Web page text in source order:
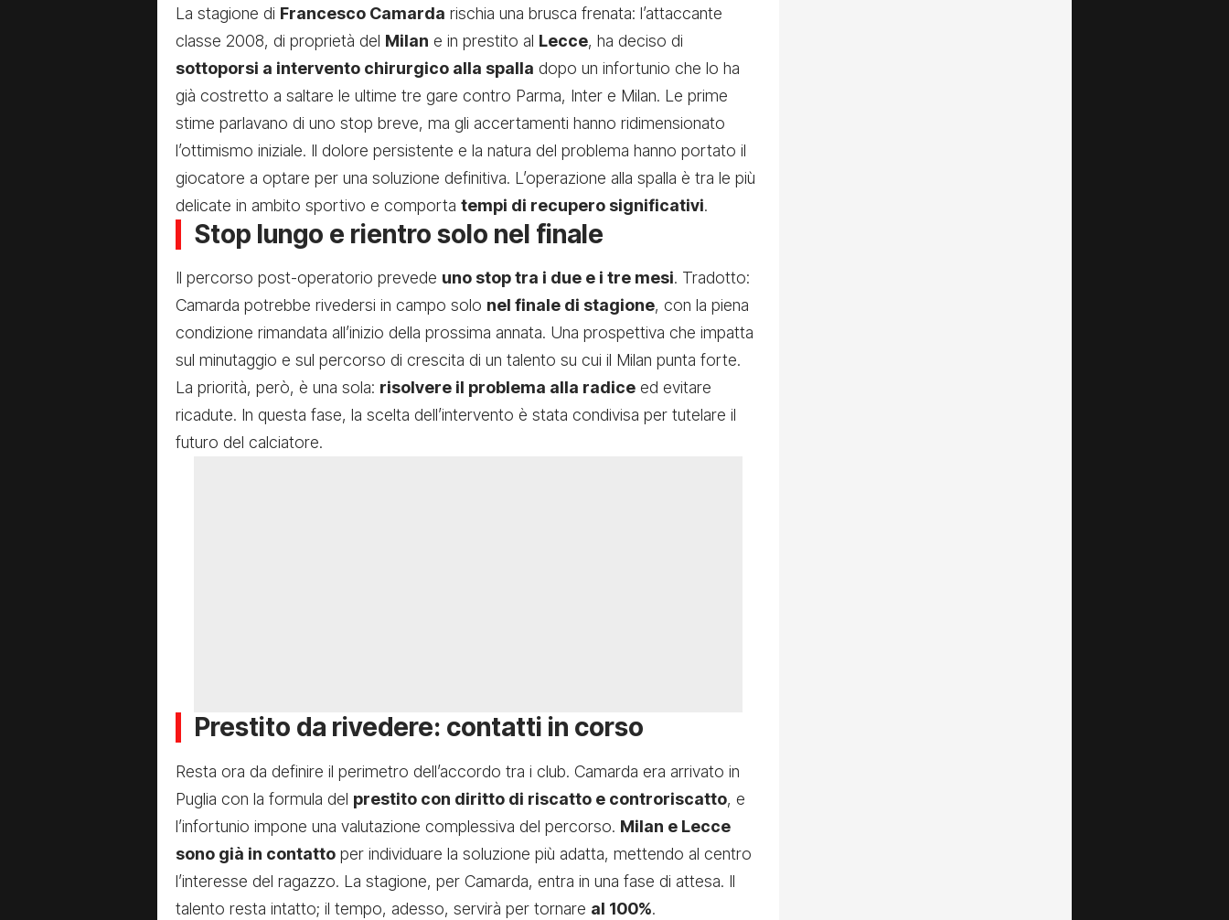
La stagione di Francesco Camarda rischia una brusca frenata: l’attaccante
classe 2008, di proprietà del Milan e in prestito al Lecce, ha deciso di
sottoporsi a intervento chirurgico alla spalla dopo un infortunio che lo ha
già costretto a saltare le ultime tre gare contro Parma, Inter e Milan. Le prime
stime parlavano di uno stop breve, ma gli accertamenti hanno ridimensionato
l’ottimismo iniziale. Il dolore persistente e la natura del problema hanno portato il
giocatore a optare per una soluzione definitiva. L’operazione alla spalla è tra le più
delicate in ambito sportivo e comporta tempi di recupero significativi.
Stop lungo e rientro solo nel finale
Il percorso post-operatorio prevede uno stop tra i due e i tre mesi. Tradotto:
Camarda potrebbe rivedersi in campo solo nel finale di stagione, con la piena
condizione rimandata all’inizio della prossima annata. Una prospettiva che impatta
sul minutaggio e sul percorso di crescita di un talento su cui il Milan punta forte.
La priorità, però, è una sola: risolvere il problema alla radice ed evitare
ricadute. In questa fase, la scelta dell’intervento è stata condivisa per tutelare il
futuro del calciatore.
Prestito da rivedere: contatti in corso
Resta ora da definire il perimetro dell’accordo tra i club. Camarda era arrivato in
Puglia con la formula del prestito con diritto di riscatto e controriscatto, e
l’infortunio impone una valutazione complessiva del percorso. Milan e Lecce
sono già in contatto per individuare la soluzione più adatta, mettendo al centro
l’interesse del ragazzo. La stagione, per Camarda, entra in una fase di attesa. Il
talento resta intatto; il tempo, adesso, servirà per tornare al 100%.